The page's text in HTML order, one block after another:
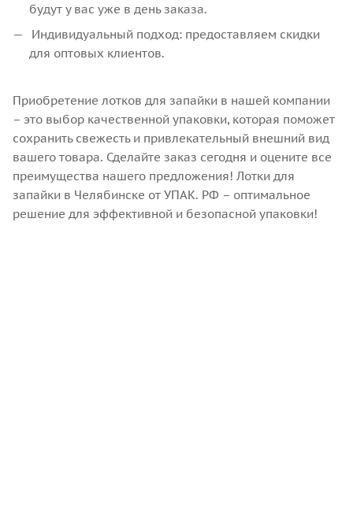
будут у вас уже в день заказа.
Индивидуальный подход: предоставляем скидки
для оптовых клиентов.
Приобретение лотков для запайки в нашей компании
– это выбор качественной упаковки, которая поможет
сохранить свежесть и привлекательный внешний вид
вашего товара. Сделайте заказ сегодня и оцените все
преимущества нашего предложения! Лотки для
запайки в Челябинске от УПАК. РФ – оптимальное
решение для эффективной и безопасной упаковки!